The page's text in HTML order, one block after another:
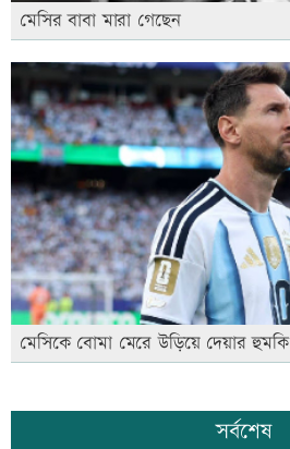
মেসির বাবা মারা গেছেন
মেসিকে বোমা মেরে উড়িয়ে দেয়ার হুমকি
সর্বশেষ